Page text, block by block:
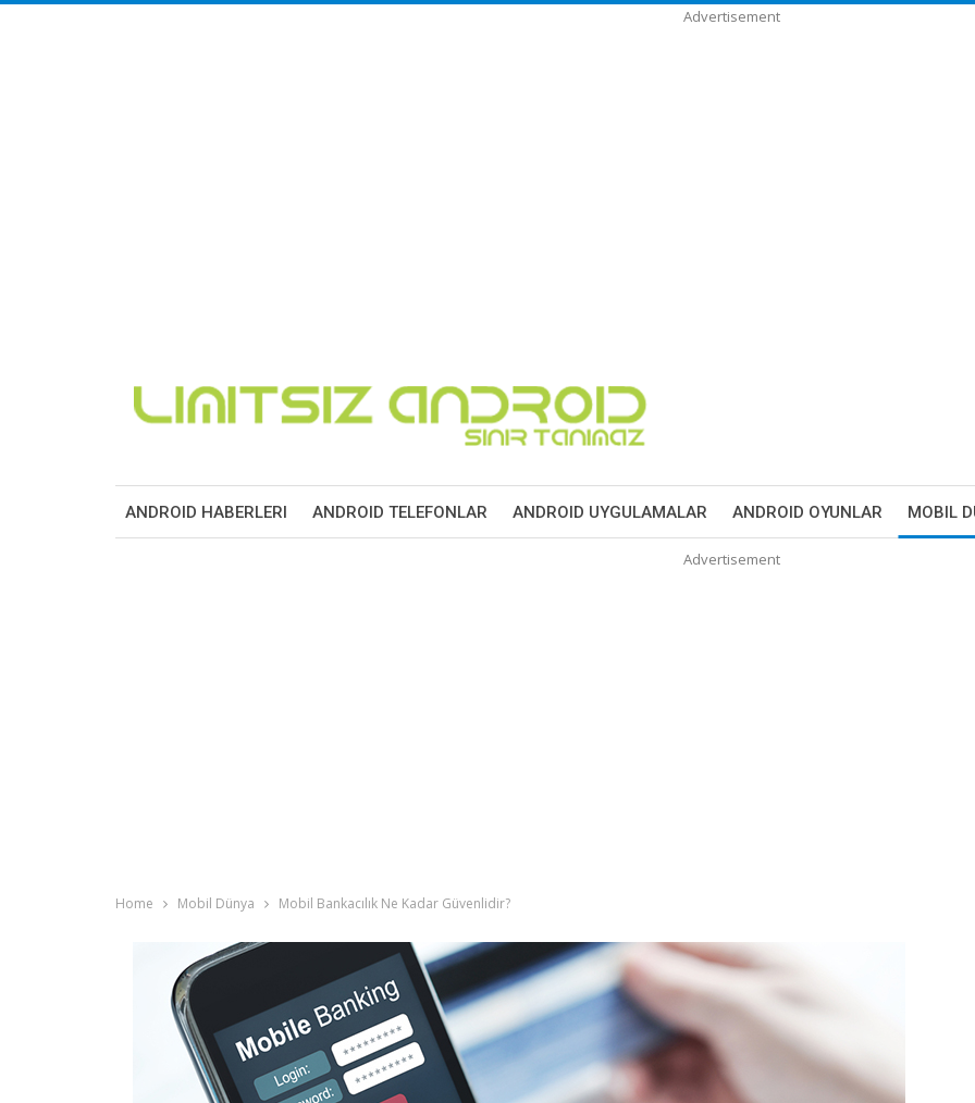
Advertisement
ANDROID HABERLERI ANDROID TELEFONLAR ANDROID UYGULAMALAR ANDROID OYUNLAR MOBIL
Advertisement
Home Mobil Dünya Mobil Bankacılık Ne Kadar Güvenlidir?